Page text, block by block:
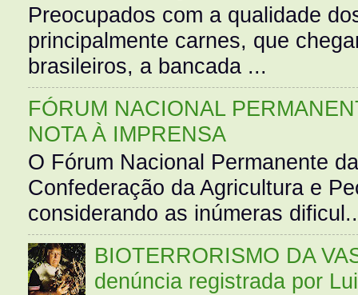
Preocupados com a qualidade
principalmente carnes, que
brasileiros, a bancada ...
FÓRUM NACIONAL
NOTA À IMPRENSA
O Fórum Nacional Permanente
Confederação da Agricultura e
considerando as inúmeras
BIOTERRORISMO DA
denúncia registrada por